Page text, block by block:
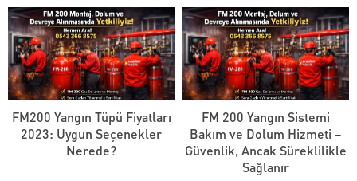
FM200 Yangın Tüpü Fiyatları
2023: Uygun Seçenekler
Nerede?
FM 200 Yangın Sistemi
Bakım ve Dolum Hizmeti –
Güvenlik, Ancak Süreklilikle
Sağlanır